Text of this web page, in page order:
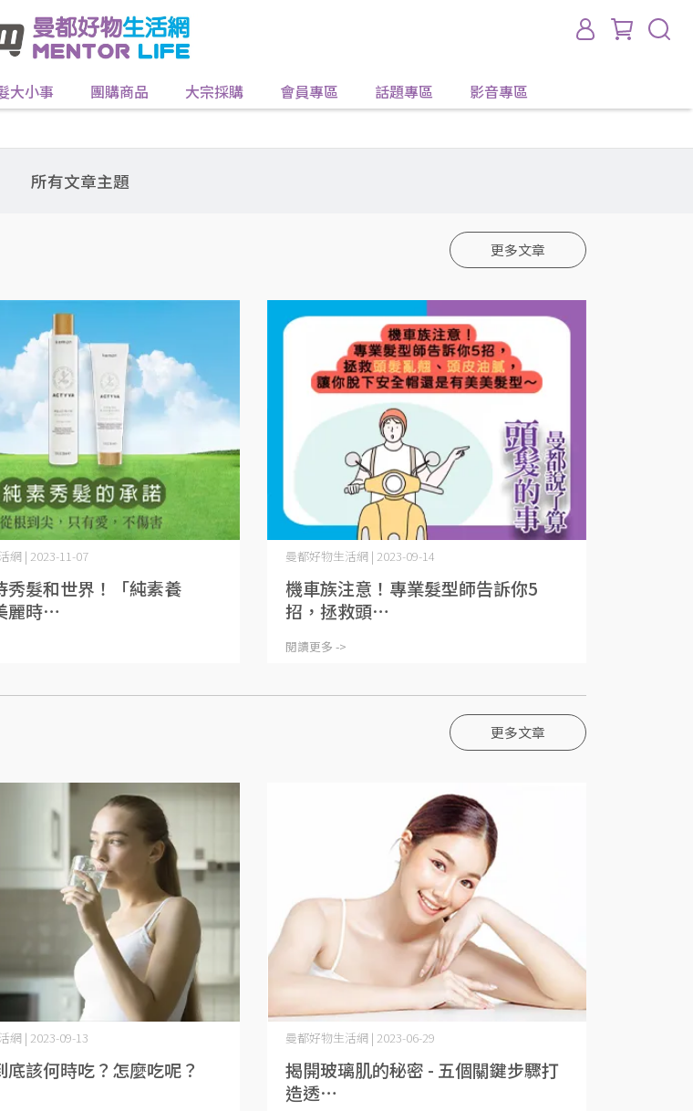
大小事 團購商品 大宗採購 會員專區 話題專區 影音專區
所有文章主題
更多文章
網 | 2023-11-07
秀髮和世界！「純素養
麗時⋯
曼都好物生活網 | 2023-09-14
機車族注意！專業髮型師告訴你5
招，拯救頭⋯
閱讀更多 ->
更多文章
網 | 2023-09-13
底該何時吃？怎麼吃呢？
曼都好物生活網 | 2023-06-29
揭開玻璃肌的秘密 - 五個關鍵步驟打
造透⋯